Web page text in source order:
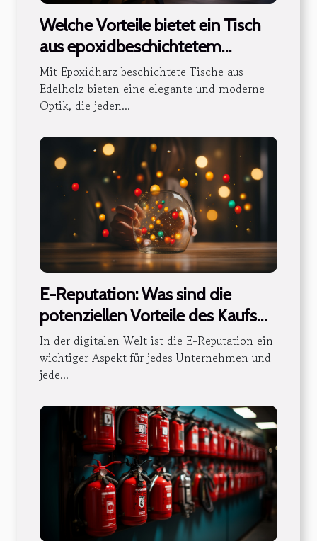
Welche Vorteile bietet ein Tisch
aus epoxidbeschichtetem
Edelholz ?
Mit Epoxidharz beschichtete Tische aus
Edelholz bieten eine elegante und moderne
Optik, die jeden...
E-Reputation: Was sind die
potenziellen Vorteile des Kaufs
von Bewertungen oder
Erfahrungsberichten auf Google ?
In der digitalen Welt ist die E-Reputation ein
wichtiger Aspekt für jedes Unternehmen und
jede...